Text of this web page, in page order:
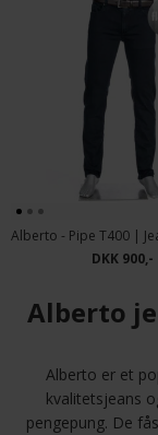
DKK 900,-
Alberto
Alberto er et
kvalitetsjeans
pengepung. De